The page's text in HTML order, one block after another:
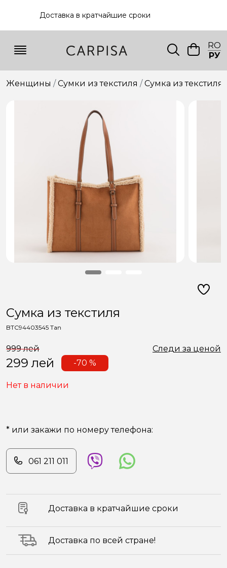
Доставка в кратчайшие сроки
RO
РУ
Женщины Сумки из текстиля Сумкa из текстиля
Сумкa из текстиля
BTC94403545 Tan
999 лей Следи за ценой
299лей -70 %
Нет в наличии
* или закажи по номеру телефона:
061 211 011
Доставка в кратчайшие сроки
Доставка по всей стране!